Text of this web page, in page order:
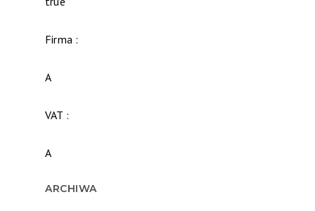
Firma :
A
VAT :
A
ARCHIWA